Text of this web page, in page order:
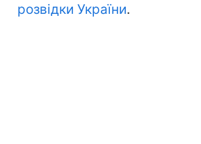
розвідки України.